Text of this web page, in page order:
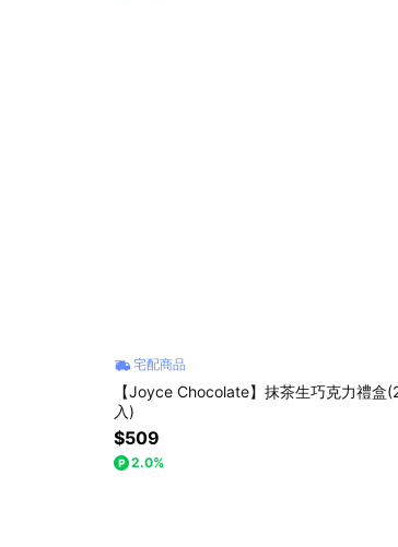
宅配商品
【Joyce Chocolate】抹茶生巧克力禮盒
入)
$509
2.0%